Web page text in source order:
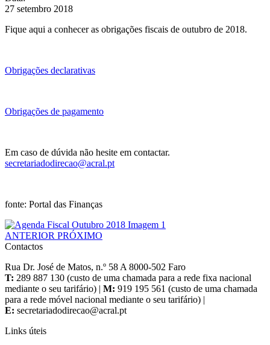
27 setembro 2018
Fique aqui a conhecer as obrigações fiscais de outubro de 2018.
Obrigações declarativas
Obrigações de pagamento
Em caso de dúvida não hesite em contactar.
fonte: Portal das Finanças
ANTERIOR PRÓXIMO
Contactos
Rua Dr. José de Matos, n.º 58 A 8000-502 Faro
T: 289 887 130 (custo de uma chamada para a rede fixa nacional
mediante o seu tarifário) | M: 919 195 561 (custo de uma chamada
para a rede móvel nacional mediante o seu tarifário) |
E:
Links úteis